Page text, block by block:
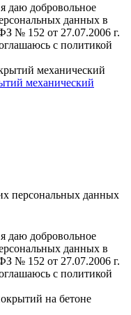
даю добровольное
данных в
№ 152 от 27.07.2006 г.
с политикой
механический
персональных данных
даю добровольное
данных в
№ 152 от 27.07.2006 г.
с политикой